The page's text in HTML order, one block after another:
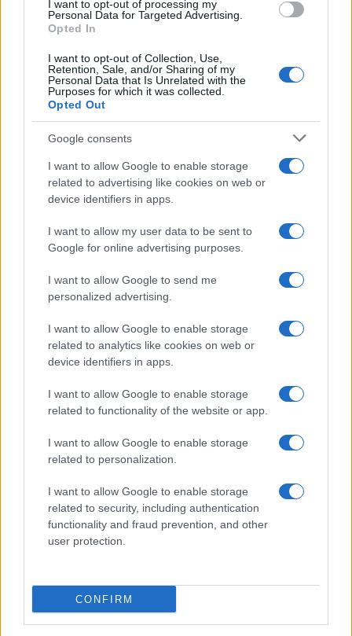
I want to opt-out of processing my
Personal Data for Targeted Advertising.
Opted In
I want to opt-out of Collection, Use,
Retention, Sale, and/or Sharing of my
Personal Data that Is Unrelated with the
Purposes for which it was collected.
Opted Out
Google consents
I want to allow Google to enable storage
related to advertising like cookies on web or
device identifiers in apps.
I want to allow my user data to be sent to
Google for online advertising purposes.
I want to allow Google to send me
personalized advertising.
I want to allow Google to enable storage
related to analytics like cookies on web or
device identifiers in apps.
I want to allow Google to enable storage
related to functionality of the website or app.
I want to allow Google to enable storage
related to personalization.
I want to allow Google to enable storage
related to security, including authentication
functionality and fraud prevention, and other
user protection.
CONFIRM
Tous nos articles sur les JO 2024
Résultats du basketball aux JO
Les médailles de la France aux Jeux de Paris 2024
Les médailles du Japon aux Jeux de Paris 2024
Wembanyama et Batum rassurent l’équipe de France de
basket face au Brésil
Comment les États-Unis ont formé une nouvelle Dream
De Lille à Paris, les déplacements parfois déconcertants du
La frénésie de Wembanyama envahit les Jeux olympiques.
Valériane Ayayi se présente au nom de la lignée de basket
ball français. Consultez l’agenda pour les prochaines
rester à jour avec tout ce qui se passe aux Jeux olympiques
et paralympiques, inscrivez-vous via ce lien pour recevoir
partir du 26 juillet.
AUTEUR
Infos Rédaction